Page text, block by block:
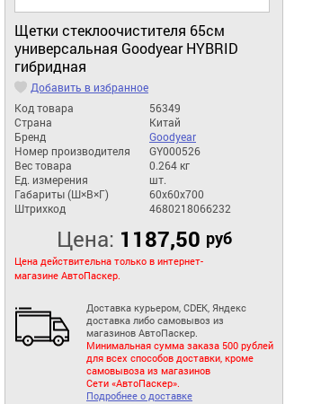
Щетки стеклоочистителя 65см
универсальная Goodyear HYBRID
гибридная
Добавить в избранное
Код товара
56349
Страна
Китай
Бренд
Goodyear
Номер производителя
GY000526
Вес товара
0.264 кг
Ед. измерения
шт.
Габариты (Ш×В×Г)
60x60x700
Штрихкод
4680218066232
Цена: 1187,50 руб
Цена действительна только в интернет-
магазине АвтоПаскер.
Доставка курьером, CDEK, Яндекс
доставка либо самовывоз из
магазинов АвтоПаскер.
Минимальная сумма заказа 500 рублей
для всех способов доставки, кроме
самовывоза из магазинов
Сети «АвтоПаскер».
Подробнее о доставке